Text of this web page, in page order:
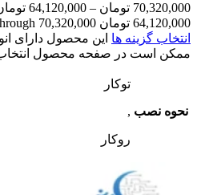
70,320,000 تومان –
64,120,000
64,120,000 تومان through 70,320,000 تومان
انتخاب گزینه ها این محصول دارای
ممکن است در صفحه محصول
نحوه نصب
توکار
,
روکار